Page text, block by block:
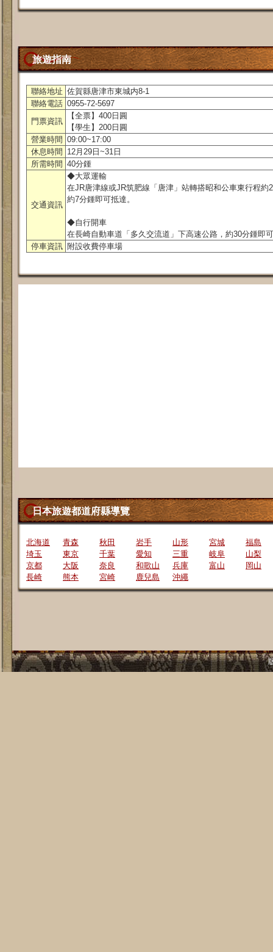
旅遊指南
聯絡地址 佐賀縣唐津市東城内8-1
聯絡電話 0955-72-5697
門票資訊
【全票】400日圓
【學生】200日圓
營業時間 09:00~17:00
休息時間
12月29日~31日
所需時間 40分鍾
交通資訊
◆大眾運輸
在JR唐津線或JR筑肥線「唐津」站轉搭昭和公車東行程
約7分鍾即可抵達。
◆自行開車
在長崎自動車道「多久交流道」下高速公路，約30分鍾即
停車資訊 附設收費停車場
日本旅遊都道府縣導覽
北海道 青森 秋田 岩手 山形 宮城
福島
埼玉
東京 千葉 愛知 三重 岐阜
山梨
京都
大阪 奈良 和歌山 兵庫 富山
岡山
長崎
熊本 宮崎 鹿兒島 沖繩